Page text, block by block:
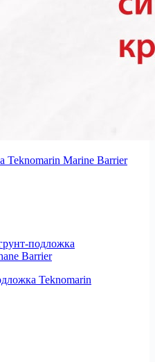
Teknomarin Marine Barrier
Teknomarin